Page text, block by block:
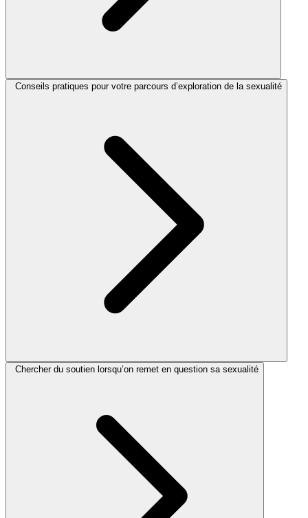
Conseils pratiques pour votre parcours d’exploration de la sexualité
Chercher du soutien lorsqu’on remet en question sa sexualité